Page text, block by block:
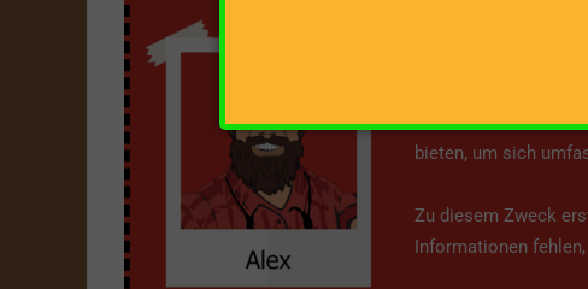
Mit dieser Webseite
bieten, um sich
Zu diesem Zweck
Informationen